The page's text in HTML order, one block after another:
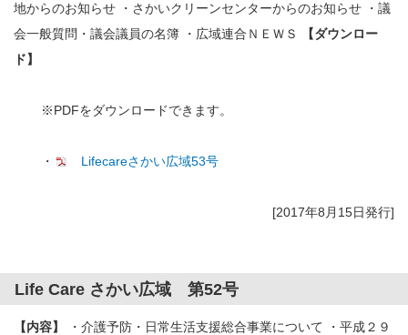
地からのお知らせ ・さかいクリーンセンターからのお知らせ ・議
会一般質問・議会議員の名簿 ・広域連合ＮＥＷＳ
【ダウンロー
ド】
※PDFをダウンロードできます。
・ Lifecareさかい広域53号
[2017年8月15日発行]
Life Care さかい広域 第52号
【内容】
・介護予防・日常生活支援総合事業について ・平成２９